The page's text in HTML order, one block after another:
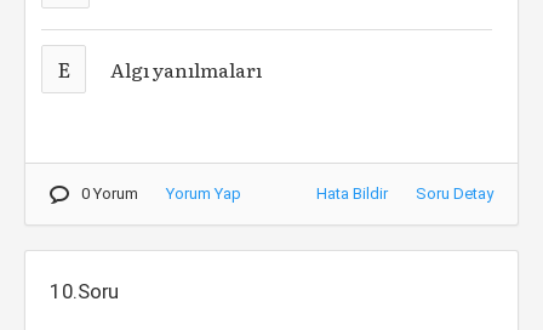
E Algı yanılmaları
0 Yorum Yorum Yap Hata Bildir Soru Detay
10.Soru